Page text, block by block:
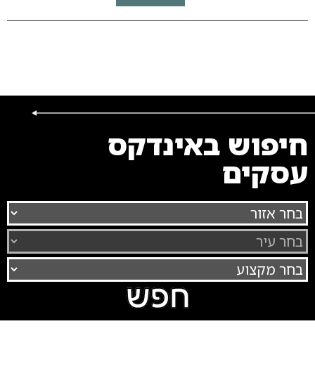
חיפוש באינדקס
עסקים